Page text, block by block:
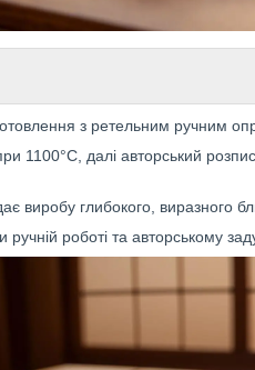
з ретельним ручним
1100°C, далі авторський
виробу глибокого, виразного
ручній роботі та авторському